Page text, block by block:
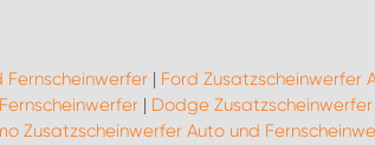
Fernscheinwerfer| Ford Zusatzscheinwerfer
| Dodge
Zusatzscheinwerfer Auto und